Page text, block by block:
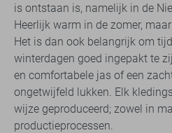
is ontstaan is, namelijk in de
Heerlijk warm in de zomer,
Het is dan ook belangrijk om
winterdagen goed ingepakt te
en comfortabele jas of een
ongetwijfeld lukken. Elk
wijze geproduceerd; zowel in
productieprocessen.